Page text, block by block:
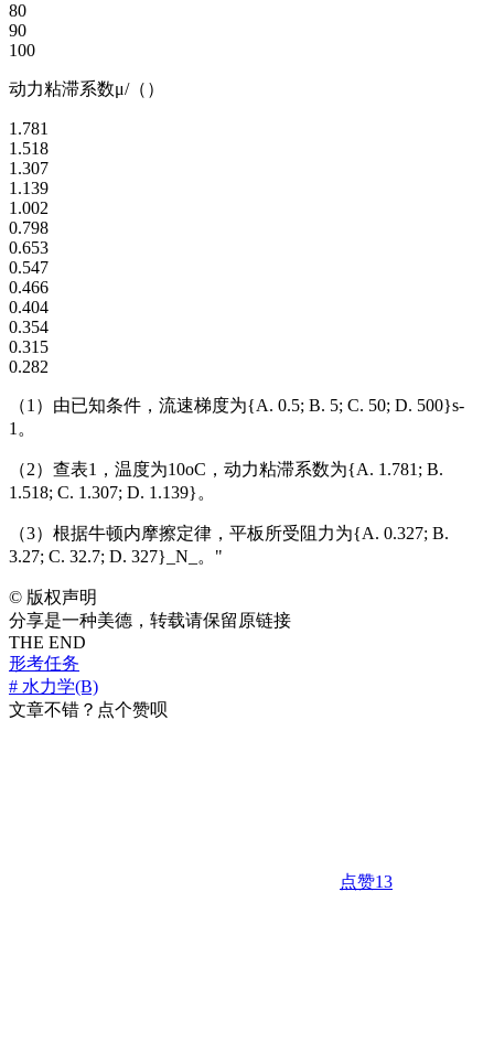
80
90
100
动力粘滞系数μ/（）
1.781
1.518
1.307
1.139
1.002
0.798
0.653
0.547
0.466
0.404
0.354
0.315
0.282
（1）由已知条件，流速梯度为{A. 0.5; B. 5; C. 50; D. 500}s-
1。
（2）查表1，温度为10oC，动力粘滞系数为{A. 1.781; B.
1.518; C. 1.307; D. 1.139}。
（3）根据牛顿内摩擦定律，平板所受阻力为{A. 0.327; B.
3.27; C. 32.7; D. 327}_N_。"
© 版权声明
分享是一种美德，转载请保留原链接
THE END
形考任务
# 水力学(B)
文章不错？点个赞呗
点赞13